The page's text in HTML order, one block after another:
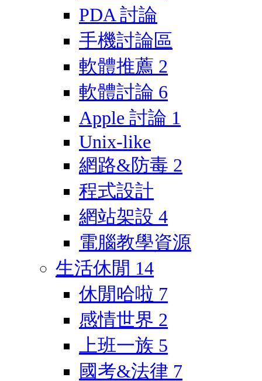
PDA 討論
手機討論區
軟體推薦 2
軟體討論 6
Apple 討論 1
Unix-like
網路&防毒 2
程式設計
網站架設 4
電腦教學資源
生活休閒 14
休閒哈啦 7
感情世界 2
上班一族 5
國考&法律 7